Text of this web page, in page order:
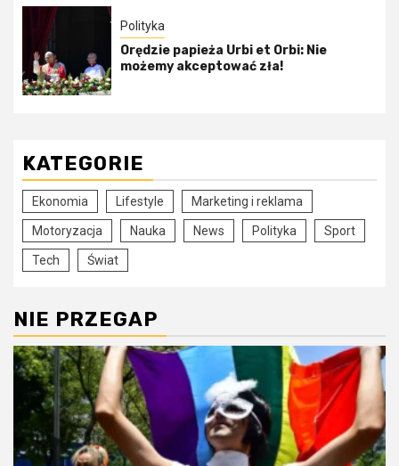
Polityka
Orędzie papieża Urbi et Orbi: Nie
możemy akceptować zła!
KATEGORIE
Ekonomia Lifestyle Marketing i reklama
Motoryzacja Nauka News Polityka Sport
Tech Świat
NIE PRZEGAP